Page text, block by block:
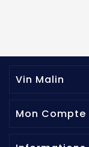
Vin Malin
Mon Compte